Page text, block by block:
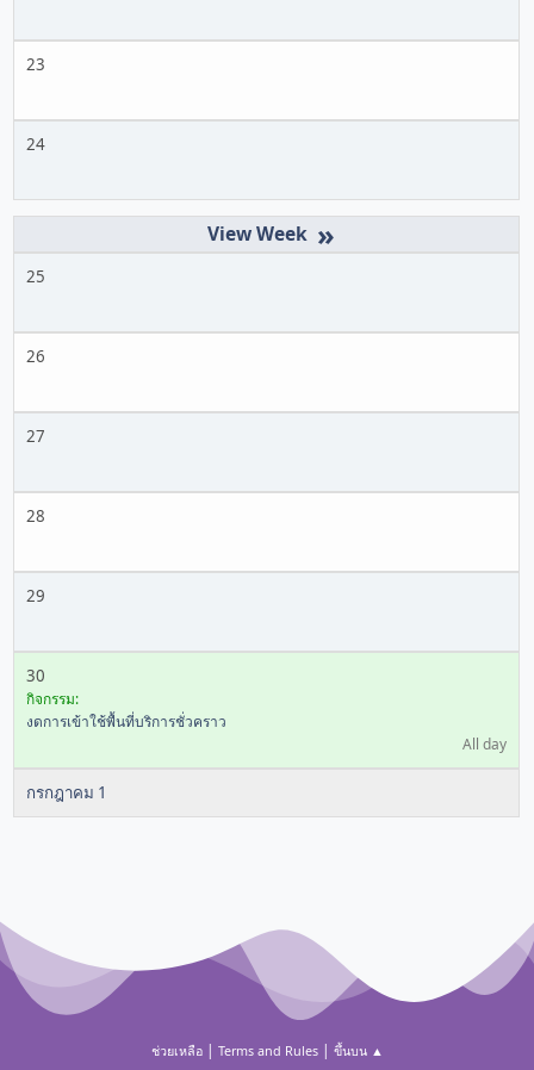
23
24
»
25
26
27
28
29
30
กิจกรรม:
งดการเข้าใช้พื้นที่บริการชั่วคราว
All day
กรกฎาคม 1
ช่วยเหลือ| Terms and Rules| ขึ้นบน ▲